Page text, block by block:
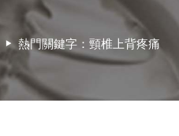
熱門關鍵字：頸椎上背疼痛